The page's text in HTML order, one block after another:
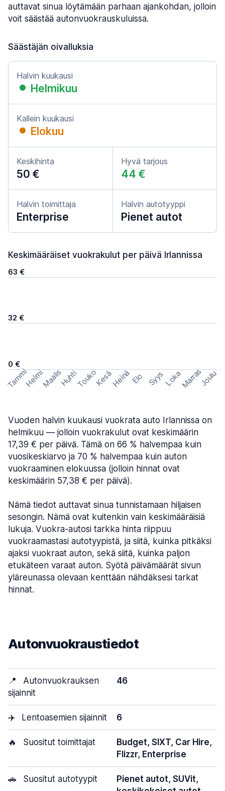
auttavat sinua löytämään parhaan ajankohdan, jolloin
voit säästää autonvuokrauskuluissa.
Säästäjän oivalluksia
Halvin kuukausi
Helmikuu
Kallein kuukausi
Elokuu
Keskihinta
50 €
Hyvä tarjous
44 €
Halvin toimittaja
Enterprise
Halvin autotyyppi
Pienet autot
Keskimääräiset vuokrakulut per päivä Irlannissa
63 €
32 €
0 €
TammiHelmiMaalisHuhtiToukoKesäHeinäElo SyysLokaMarrasJoulu
Vuoden halvin kuukausi vuokrata auto Irlannissa on
helmikuu — jolloin vuokrakulut ovat keskimäärin
17,39 € per päivä. Tämä on 66 % halvempaa kuin
vuosikeskiarvo ja 70 % halvempaa kuin auton
vuokraaminen elokuussa (jolloin hinnat ovat
keskimäärin 57,38 € per päivä).
Nämä tiedot auttavat sinua tunnistamaan hiljaisen
sesongin. Nämä ovat kuitenkin vain keskimääräisiä
lukuja. Vuokra-autosi tarkka hinta riippuu
vuokraamastasi autotyypistä, ja siitä, kuinka pitkäksi
ajaksi vuokraat auton, sekä siitä, kuinka paljon
etukäteen varaat auton. Syötä päivämäärät sivun
yläreunassa olevaan kenttään nähdäksesi tarkat
hinnat.
Autonvuokraustiedot
📍
Autonvuokrauksen
sijainnit
46
✈️ Lentoasemien sijainnit 6
🔥 Suositut toimittajat
Budget, SIXT, Car Hire,
Flizzr, Enterprise
🚗 Suositut autotyypit
Pienet autot, SUVit,